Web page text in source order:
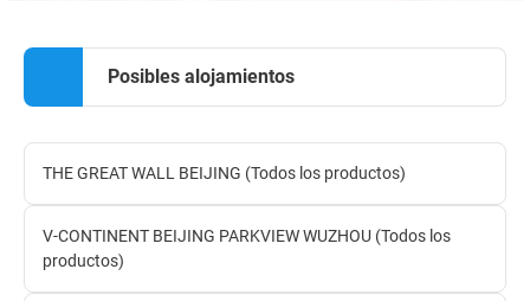
Posibles alojamientos
THE GREAT WALL BEIJING (Todos los productos)
V-CONTINENT BEIJING PARKVIEW WUZHOU (Todos los
productos)